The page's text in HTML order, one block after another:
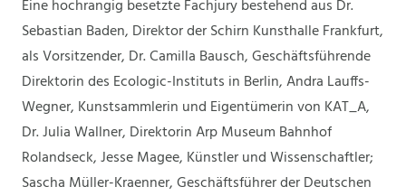
Eine hochrangig besetzte Fachjury bestehend aus Dr.
Sebastian Baden, Direktor der Schirn Kunsthalle Frankfurt,
als Vorsitzender, Dr. Camilla Bausch, Geschäftsführende
Direktorin des Ecologic-Instituts in Berlin, Andra Lauffs-
Wegner, Kunstsammlerin und Eigentümerin von KAT_A,
Dr. Julia Wallner, Direktorin Arp Museum Bahnhof
Rolandseck, Jesse Magee, Künstler und Wissenschaftler;
Sascha Müller-Kraenner, Geschäftsführer der Deutschen